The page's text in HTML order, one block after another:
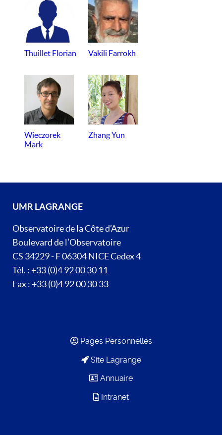
Thuillet Florian Vakili Farrokh
Wieczorek
Mark
Zhang Yun
UMR LAGRANGE
Observatoire de la Côte d’Azur
Boulevard de l’Observatoire
CS 34229 - F 06304 NICE Cedex 4
Tél. : +33 (0)4 92 00 30 11
Fax : +33 (0)4 92 00 30 33
Pages Personnelles
Site Lagrange
Annuaire
Intranet